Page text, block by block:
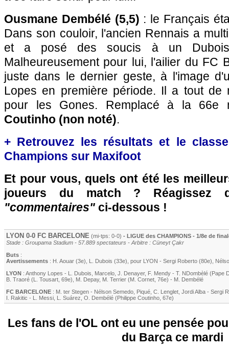
Ousmane Dembélé (5,5) : le Français
Dans son couloir, l'ancien Rennais a
et a posé des soucis à un
Malheureusement pour lui, l'ailier du FC
juste dans le dernier geste, à l'image
Lopes en première période. Il a tout de
pour les Gones. Remplacé à la 66e
Coutinho (non noté).
+ Retrouvez les résultats et le
Champions sur Maxifoot
Et pour vous, quels ont été les
joueurs du match ? Réagissez
"commentaires" ci-dessous !
LYON 0-0 FC BARCELONE (mi-tps: 0-0) - LIGUE des CHAMPIONS - 1/8e de
Stade : Groupama Stadium - 57.889 spectateurs - Arbitre : Cüneyt Çakr
Buts :
Avertissements : H. Aouar (3e) L. Dubois (33e) , pour LYON - Sergi Roberto (80e)
LYON : Anthony Lopes - L. Dubois Marcelo J. Denayer, F. Mendy - T. NDombèlé (Pape
B. Traoré (L. Tousart , 69e) M. Depay, M. Terrier (M. Cornet , 76e) - M. Dembélé
FC BARCELONE : M. ter Stegen - Nélson Semedo Piqué C. Lenglet Jordi Alba - Sergi
I. Rakitic - L. Messi L. Suárez O. Dembélé (Philippe Coutinho , 67e)
Les fans de l'OL ont eu une pensée
du Barça ce mardi